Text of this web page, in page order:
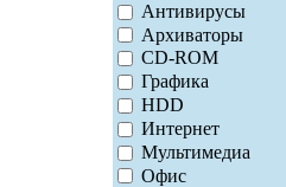
Антивирусы
Архиваторы
CD-ROM
Графика
HDD
Интернет
Мультимедиа
Офис